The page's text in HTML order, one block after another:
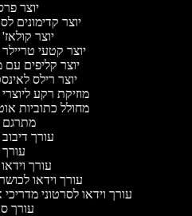
יוצר
יוצר קדימונים
יוצר
יוצר קטעי
יוצר קליפים
יוצר רילס
מוזיקת רקע
מחולל כתוביות
עורך
עורך
עורך וידאו
עורך וידאו לסרטוני
עורך